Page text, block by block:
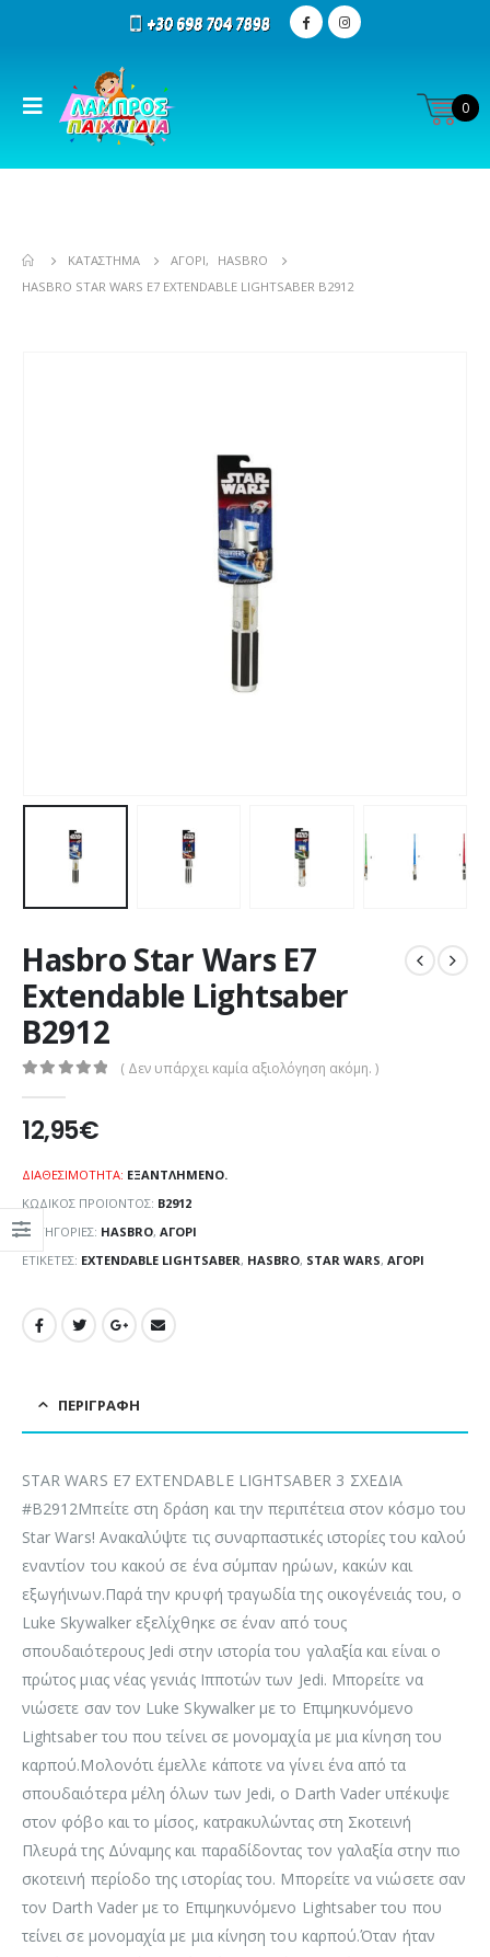
0
ΚΑΤΆΣΤΗΜΑ ΑΓΌΡΙ,
HASBRO
HASBRO STAR WARS E7 EXTENDABLE LIGHTSABER B2912
Hasbro Star Wars E7
Extendable Lightsaber
B2912
( Δεν υπάρχει καμία αξιολόγηση ακόμη. )
12,95€
ΔΙΑΘΕΣΙΜΌΤΗΤΑ: ΕΞΑΝΤΛΗΜΈΝΟ.
ΚΩΔΙΚΌΣ ΠΡΟΪΌΝΤΟΣ: B2912
ΚΑΤΗΓΟΡΊΕΣ: HASBRO, ΑΓΌΡΙ
ΕΤΙΚΈΤΕΣ: EXTENDABLE LIGHTSABER, HASBRO, STAR WARS, ΑΓΌΡΙ
ΠΕΡΙΓΡΑΦΉ
STAR WARS E7 EXTENDABLE LIGHTSABER 3 ΣΧΕΔΙΑ
#B2912Μπείτε στη δράση και την περιπέτεια στον κόσμο του
Star Wars! Ανακαλύψτε τις συναρπαστικές ιστορίες του καλού
εναντίον του κακού σε ένα σύμπαν ηρώων, κακών και
εξωγήινων.Παρά την κρυφή τραγωδία της οικογένειάς του, ο
Luke Skywalker εξελίχθηκε σε έναν από τους
σπουδαιότερους Jedi στην ιστορία του γαλαξία και είναι ο
πρώτος μιας νέας γενιάς Ιπποτών των Jedi. Μπορείτε να
νιώσετε σαν τον Luke Skywalker με το Επιμηκυνόμενο
Lightsaber του που τείνει σε μονομαχία με μια κίνηση του
καρπού.Μολονότι έμελλε κάποτε να γίνει ένα από τα
σπουδαιότερα μέλη όλων των Jedi, ο Darth Vader υπέκυψε
στον φόβο και το μίσος, κατρακυλώντας στη Σκοτεινή
Πλευρά της Δύναμης και παραδίδοντας τον γαλαξία στην πιο
σκοτεινή περίοδο της ιστορίας του. Μπορείτε να νιώσετε σαν
τον Darth Vader με το Επιμηκυνόμενο Lightsaber του που
τείνει σε μονομαχία με μια κίνηση του καρπού.Όταν ήταν